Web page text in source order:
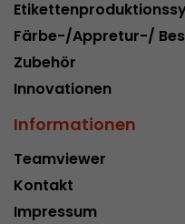
Färbe-/Appretur-/
Zubehör
Innovationen
Informationen
Teamviewer
Kontakt
Impressum
Name __utmc
Provider
Laufzeit pro Sitzung